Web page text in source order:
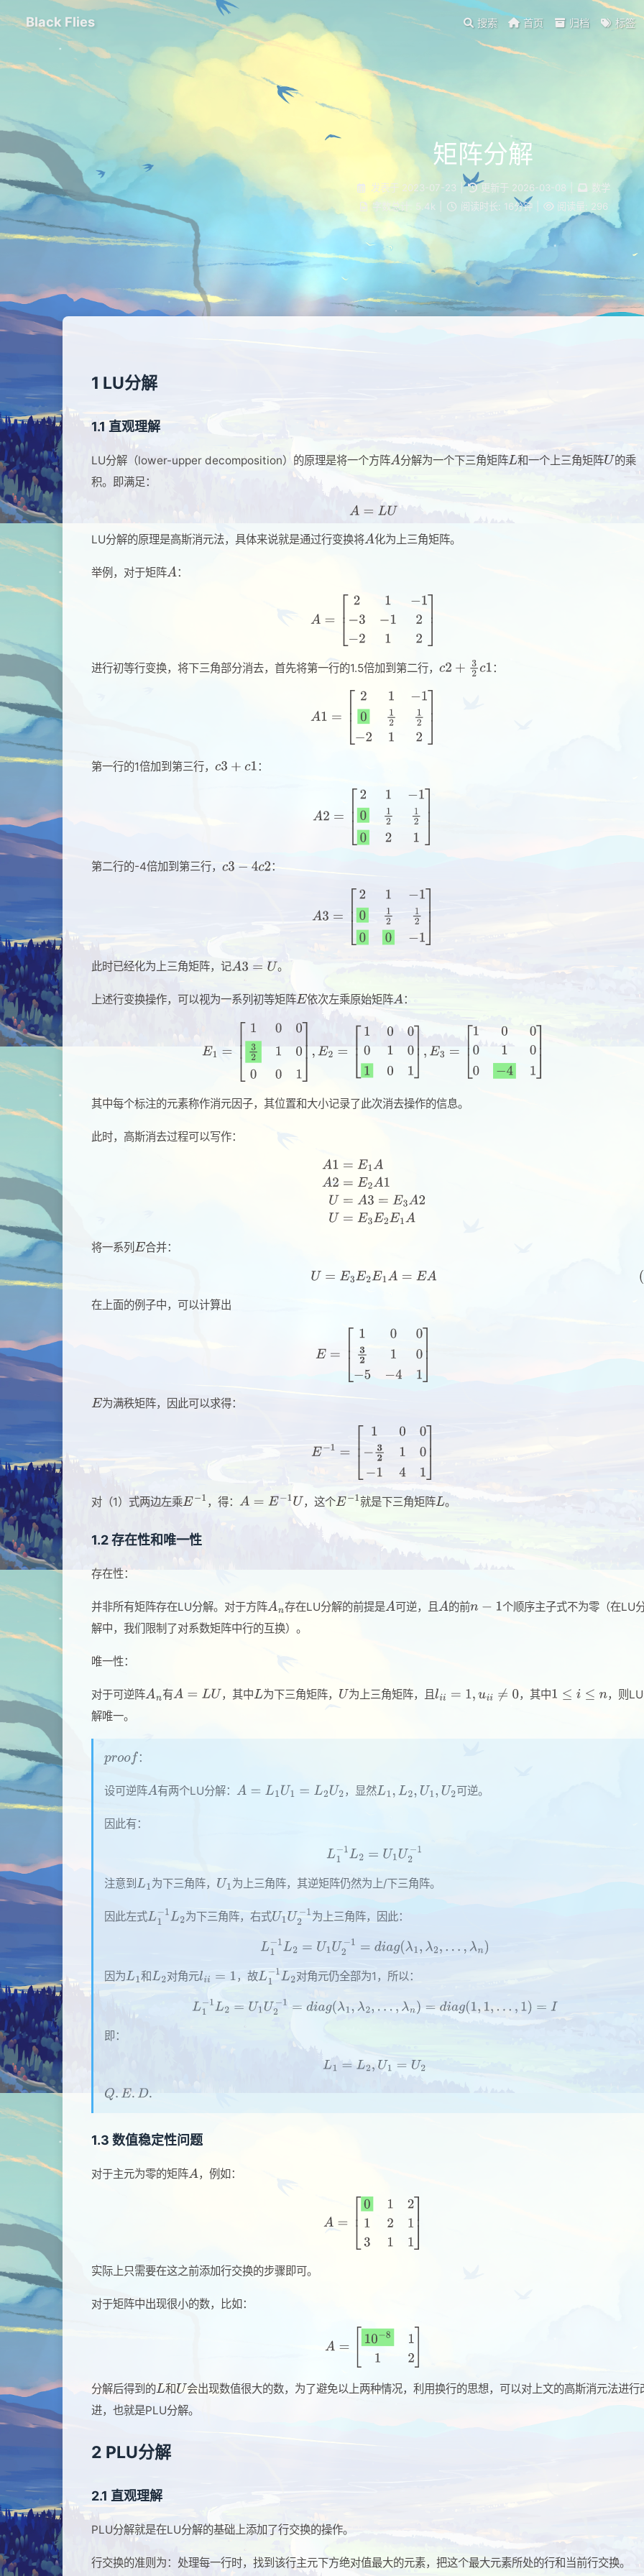
Black Flies 搜索 首页 归档 标签
矩阵分解
发表于 2023-07-23 更新于 2026-03-08
数学
字数总计:
5.4k 阅读时长: 16分钟 阅读量: 296
1 LU分解
1.1 直观理解
LU分解（lower-upper decomposition）的原理是将一个方阵 分解为一个下三角矩阵 和一个上三角矩阵
的乘
积。即满足：
LU分解的原理是高斯消元法，具体来说就是通过行变换将 化为上三角矩阵。
举例，对于矩阵 ：
进行初等行变换，将下三角部分消去，首先将第一行的1.5倍加到第二行， ：
第一行的1倍加到第三行， ：
第二行的-4倍加到第三行， ：
此时已经化为上三角矩阵，记 。
上述行变换操作，可以视为一系列初等矩阵 依次左乘原始矩阵 ：
其中每个标注的元素称作消元因子，其位置和大小记录了此次消去操作的信息。
此时，高斯消去过程可以写作：
将一系列 合并：
在上面的例子中，可以计算出
为满秩矩阵，因此可以求得：
对（1）式两边左乘 ，得： ，这个 就是下三角矩阵 。
1.2 存在性和唯一性
存在性：
并非所有矩阵存在LU分解。对于方阵 存在LU分解的前提是 可逆，且 的前
个顺序主子式不为零（在LU
解中，我们限制了对系数矩阵中行的互换）。
唯一性：
对于可逆阵 有 ，其中 为下三角矩阵， 为上三角矩阵，且 ，其中
，则
解唯一。
：
设可逆阵 有两个LU分解： ，显然 可逆。
因此有：
注意到 为下三角阵， 为上三角阵，其逆矩阵仍然为上/下三角阵。
因此左式 为下三角阵，右式 为上三角阵，因此：
因为 和 对角元 ，故 对角元仍全部为1，所以：
即：
1.3 数值稳定性问题
对于主元为零的矩阵 ，例如：
实际上只需要在这之前添加行交换的步骤即可。
对于矩阵中出现很小的数，比如：
分解后得到的 和
会出现数值很大的数，为了避免以上两种情况，利用换行的思想，可以对上文的高斯消元法进行
进，也就是PLU分解。
2 PLU分解
2.1 直观理解
PLU分解就是在LU分解的基础上添加了行交换的操作。
行交换的准则为：处理每一行时，找到该行主元下方绝对值最大的元素，把这个最大元素所处的行和当前行交换。